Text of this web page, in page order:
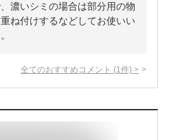
濃いシミの場合は部分用の物
ね付けするなどしてお使いい
全てのおすすめコメント (1 件) >